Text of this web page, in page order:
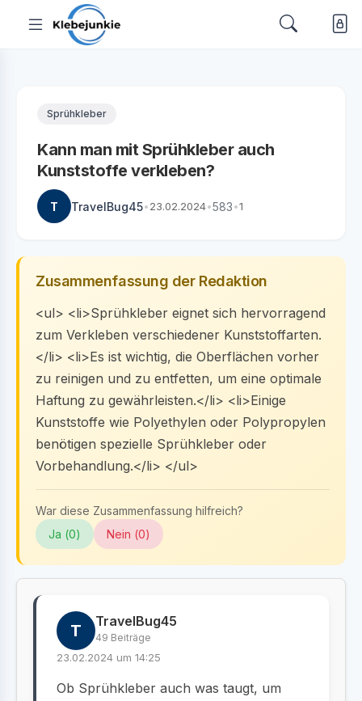
Sprühkleber
Kann man mit Sprühkleber auch
Kunststoffe verkleben?
T TravelBug45•23.02.2024•583•1
Zusammenfassung der Redaktion
<ul> <li>Sprühkleber eignet sich hervorragend
zum Verkleben verschiedener Kunststoffarten.
</li> <li>Es ist wichtig, die Oberflächen vorher
zu reinigen und zu entfetten, um eine optimale
Haftung zu gewährleisten.</li> <li>Einige
Kunststoffe wie Polyethylen oder Polypropylen
benötigen spezielle Sprühkleber oder
Vorbehandlung.</li> </ul>
War diese Zusammenfassung hilfreich?
Ja (0) Nein (0)
T TravelBug45
49 Beiträge
23.02.2024 um 14:25
Ob Sprühkleber auch was taugt, um